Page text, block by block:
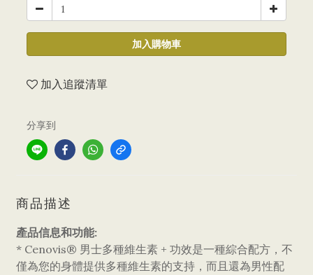
加入購物車
加入追蹤清單
分享到
商品描述
產品信息和功能:
* Cenovis® 男士多種維生素 + 功效是一種綜合配方，不
僅為您的身體提供多種維生素的支持，而且還為男性配